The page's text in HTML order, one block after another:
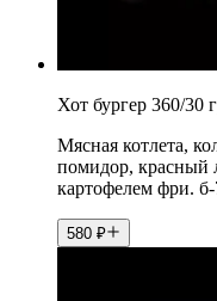
Хот бургер 360/30
Мясная котлета,
помидор, красный
картофелем фри.
580 ₽